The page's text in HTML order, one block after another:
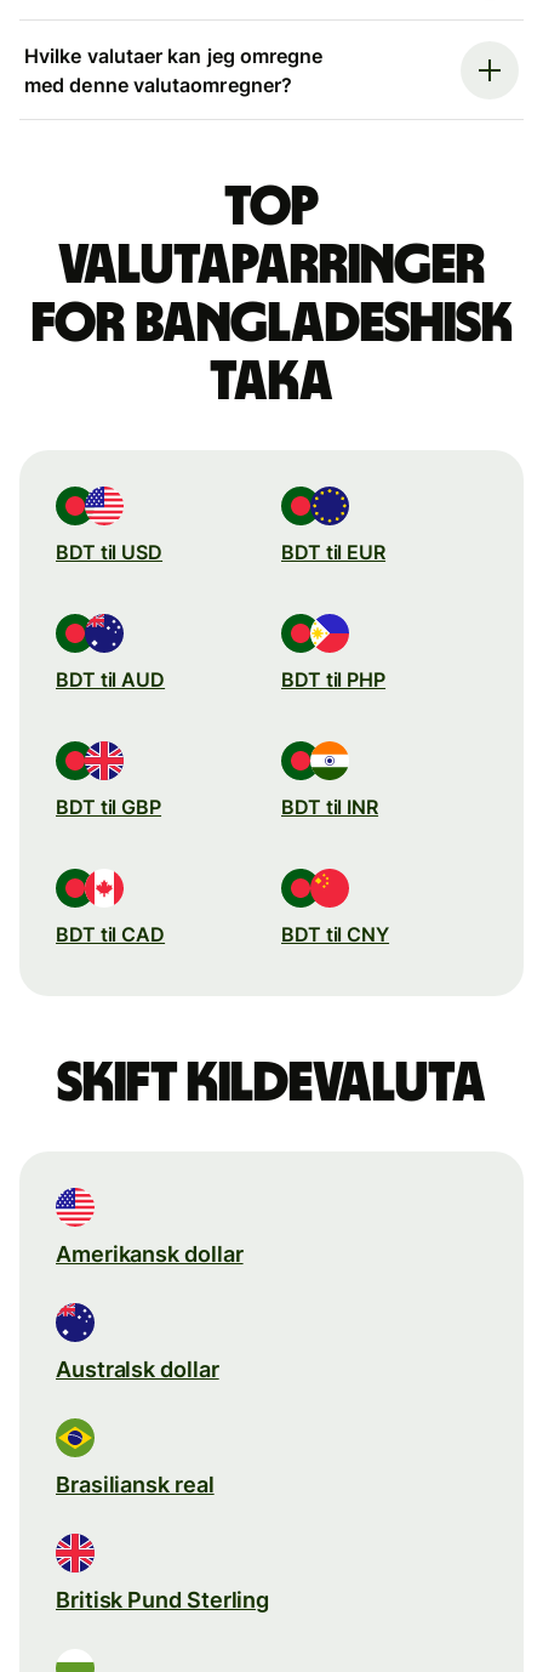
Hvilke valutaer kan jeg omregne
med denne valutaomregner?
Top
valutaparringer
for bangladeshisk
taka
BDT til USD BDT til EUR
BDT til AUD BDT til PHP
BDT til GBP BDT til INR
BDT til CAD BDT til CNY
Skift kildevaluta
Amerikansk dollar
Australsk dollar
Brasiliansk real
Britisk Pund Sterling